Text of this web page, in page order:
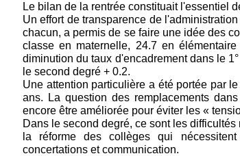
Le bilan de la rentrée constituait l'essentiel
Un effort de transparence de
chacun, a permis de se faire une idée des
classe en maternelle, 24.7 en
diminution du taux d'encadrement dans le
le second degré + 0.2.
Une attention particulière a été portée par
ans. La question des remplacements
encore être améliorée pour éviter les «
Dans le second degré, ce sont les
la réforme des collèges qui
concertations et communication.